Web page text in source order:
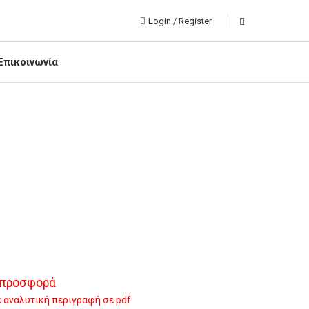
Login / Register
προσφορά
αναλυτική περιγραφή σε pdf